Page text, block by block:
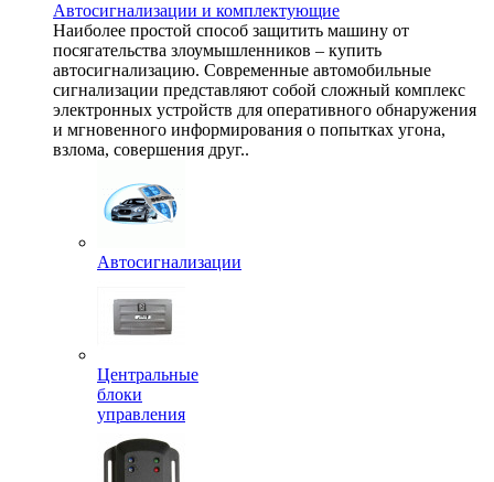
Автосигнализации и комплектующие
Наиболее простой способ защитить машину от
посягательства злоумышленников – купить
автосигнализацию. Современные автомобильные
сигнализации представляют собой сложный комплекс
электронных устройств для оперативного обнаружения
и мгновенного информирования о попытках угона,
взлома, совершения друг..
Автосигнализации
Центральные
блоки
управления